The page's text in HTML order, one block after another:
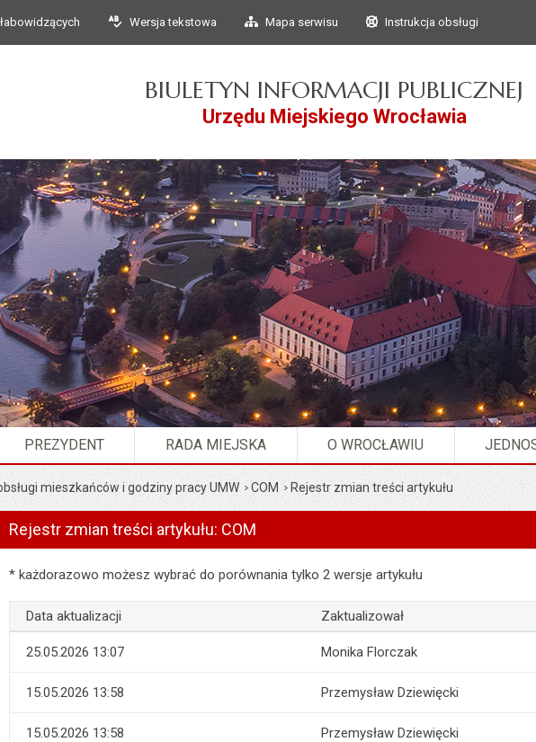
Przejdź do głównego
Przejdź do treści
Wersja tekstowa Mapa serwisu Instrukcja obsługi
BIULETYN INFORMACJI PUBLICZNEJ
Urzędu Miejskiego Wrocławia
PREZYDENT RADA MIEJSKA O WROCŁAWIU
mieszkańców i godziny pracy UMW COM Rejestr zmian treści artykułu
Rejestr zmian treści artykułu: COM
Rejestr zmian treści artykułu: COM
* każdorazowo możesz wybrać do porównania tylko 2 wersje artykułu
Data aktualizacji Zaktualizował
25.05.2026 13:07 Monika Florczak
15.05.2026 13:58 Przemysław Dziewięcki
15.05.2026 13:58 Przemysław Dziewięcki